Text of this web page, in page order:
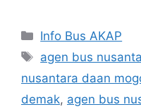
Categories
Info Bus AKAP
Tags
agen bus
nusantara daan
demak, agen bus